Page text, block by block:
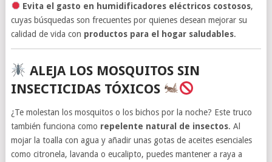
Evita el gasto en humidificadores eléctricos costosos,
cuyas búsquedas son frecuentes por quienes desean mejorar su
calidad de vida con productos para el hogar saludables.
ALEJA LOS MOSQUITOS SIN
INSECTICIDAS TÓXICOS
¿Te molestan los mosquitos o los bichos por la noche? Este truco
también funciona como repelente natural de insectos. Al
mojar la toalla con agua y añadir unas gotas de aceites esenciales
como citronela, lavanda o eucalipto, puedes mantener a raya a